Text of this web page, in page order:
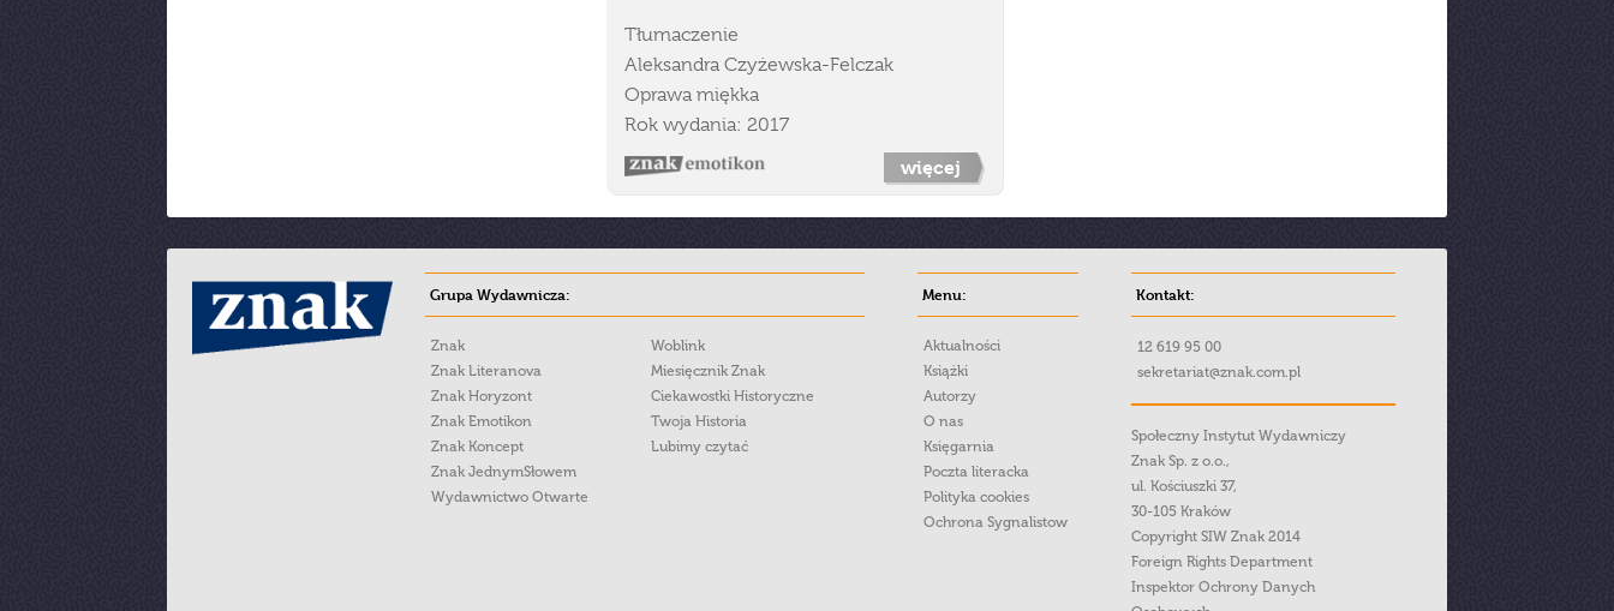
Tłumaczenie
Aleksandra Czyżewska-Felczak
Oprawa miękka
Rok wydania: 2017
więcej
Grupa Wydawnicza:
Znak
Znak Literanova
Znak Horyzont
Znak Emotikon
Znak Koncept
Znak JednymSłowem
Wydawnictwo Otwarte
Woblink
Miesięcznik Znak
Ciekawostki Historyczne
Twoja Historia
Lubimy czytać
Menu:
Aktualności
Książki
Autorzy
O nas
Księgarnia
Poczta literacka
Polityka cookies
Ochrona Sygnalistow
Kontakt:
12 619 95 00
sekretariat@znak.com.pl
Społeczny Instytut Wydawniczy
Znak Sp. z o.o.,
ul. Kościuszki 37,
30-105 Kraków
Copyright SIW Znak 2014
Foreign Rights Department
Inspektor Ochrony Danych